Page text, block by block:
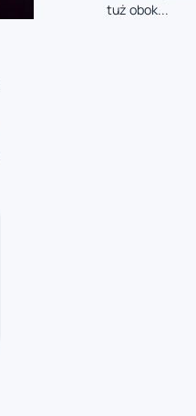
tuż obok...